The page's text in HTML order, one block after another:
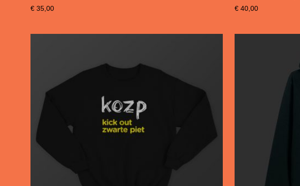
€ 35,00 €40,00